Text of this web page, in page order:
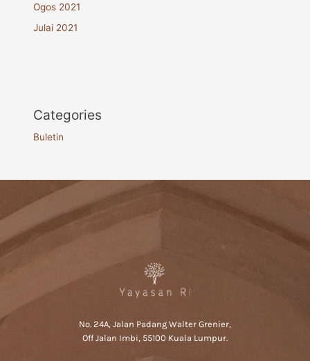
Ogos 2021
Julai 2021
Categories
Buletin
No. 24A, Jalan Padang Walter Grenier,
Off Jalan Imbi, 55100 Kuala Lumpur.